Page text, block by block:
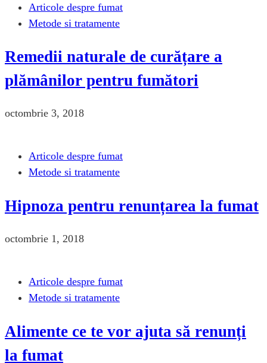
Articole despre fumat
Metode si tratamente
Remedii naturale de curățare a
plămânilor pentru fumători
octombrie 3, 2018
Articole despre fumat
Metode si tratamente
Hipnoza pentru renunțarea la fumat
octombrie 1, 2018
Articole despre fumat
Metode si tratamente
Alimente ce te vor ajuta să renunți
la fumat